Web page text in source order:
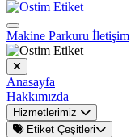
Makine Parkuru İletişim
Anasayfa
Hakkımızda
Hizmetlerimiz
Etiket Çeşitleri